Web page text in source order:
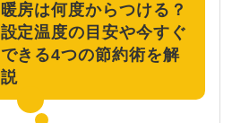
暖房は何度からつける？
設定温度の目安や今すぐ
できる4つの節約術を解
説